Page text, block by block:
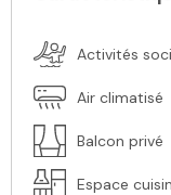
Activités
Air climatisé
Balcon privé
Espace